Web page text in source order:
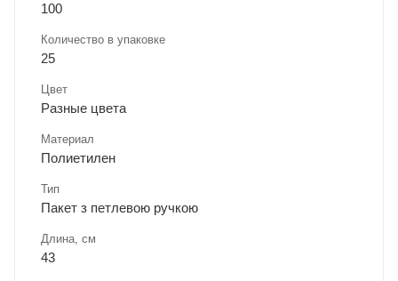
100
Количество в упаковке
25
Цвет
Разные цвета
Материал
Полиетилен
Тип
Пакет з петлевою ручкою
Длина, cм
43